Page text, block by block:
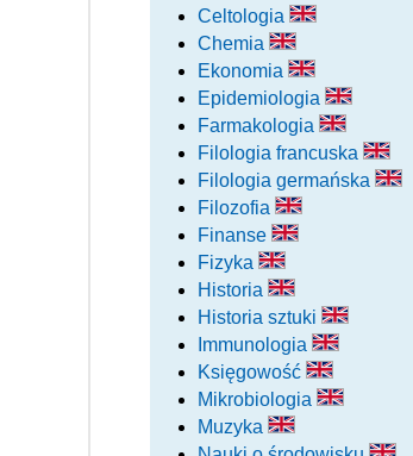
Celtologia
Chemia
Ekonomia
Epidemiologia
Farmakologia
Filologia francuska
Filologia germańska
Filozofia
Finanse
Fizyka
Historia
Historia sztuki
Immunologia
Księgowość
Mikrobiologia
Muzyka